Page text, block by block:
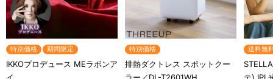
特別価格 期間限定
IKKOプロデュース MEラボンア
特別価格
排熱ダクトレス スポットクー
送料無